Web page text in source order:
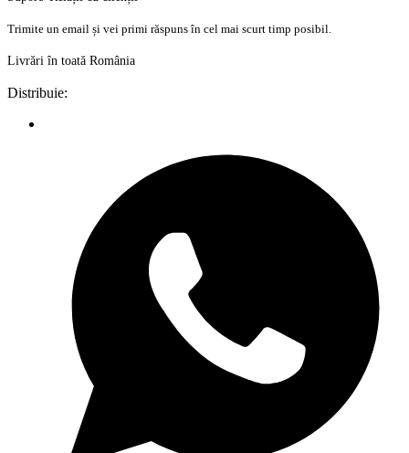
Trimite un email și vei primi răspuns în cel mai scurt timp posibil.
Livrări în toată România
Distribuie: